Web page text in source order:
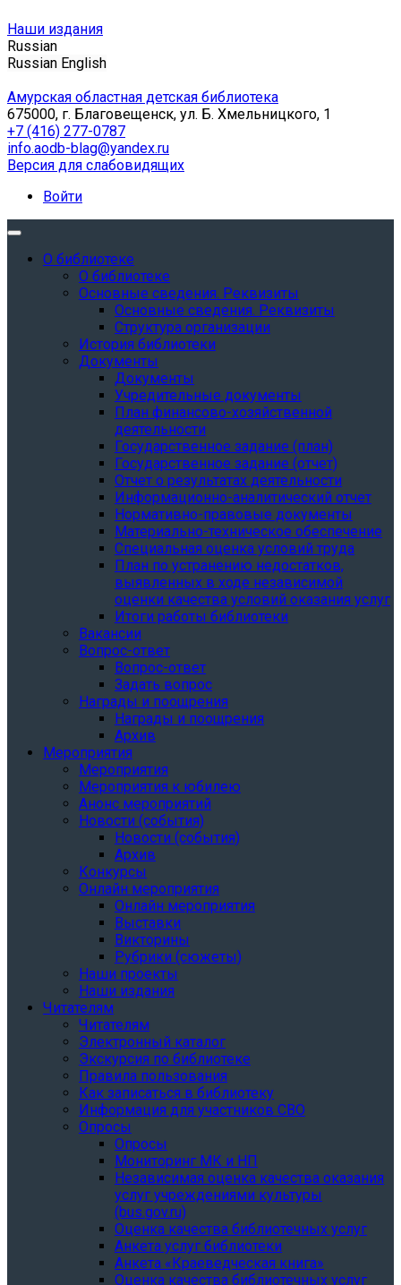
Наши издания
Russian
Russian English
Амурская областная детская библиотека
675000, г. Благовещенск, ул. Б. Хмельницкого, 1
+7 (416) 277-0787
info.aodb-blag@yandex.ru
Версия для слабовидящих
Войти
О библиотеке
О библиотеке
Основные сведения. Реквизиты
Основные сведения. Реквизиты
Структура организации
История библиотеки
Документы
Документы
Учредительные документы
План финансово-хозяйственной
деятельности
Государственное задание (план)
Государственное задание (отчет)
Отчет о результатах деятельности
Информационно-аналитический отчет
Нормативно-правовые документы
Материально-техническое обеспечение
Специальная оценка условий труда
План по устранению недостатков,
выявленных в ходе независимой
оценки качества условий оказания услуг
Итоги работы библиотеки
Вакансии
Вопрос-ответ
Вопрос-ответ
Задать вопрос
Награды и поощрения
Награды и поощрения
Архив
Мероприятия
Мероприятия
Мероприятия к юбилею
Анонс мероприятий
Новости (события)
Новости (события)
Архив
Конкурсы
Онлайн мероприятия
Онлайн мероприятия
Выставки
Викторины
Рубрики (сюжеты)
Наши проекты
Наши издания
Читателям
Читателям
Электронный каталог
Экскурсия по библиотеке
Правила пользования
Как записаться в библиотеку
Информация для участников СВО
Опросы
Опросы
Мониторинг МК и НП
Независимая оценка качества оказания
услуг учреждениями культуры
(bus.gov.ru)
Оценка качества библиотечных услуг
Анкета услуг библиотеки
Анкета «Краеведческая книга»
Oценка качества библиотечных услуг